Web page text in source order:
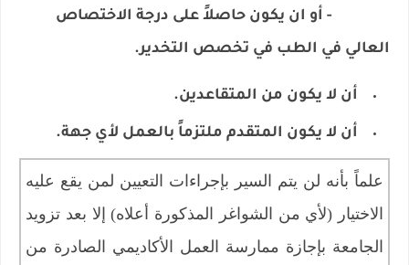
- أو ان يكون حاصلاً على درجة الاختصاص
العالي في الطب في تخصص التخدير.
أن لا يكون من المتقاعدين.
أن لا يكون المتقدم ملتزماً بالعمل لأي جهة.
​علماً بأنه لن يتم السير بإجراءات التعيين لمن يقع عليه
الاختيار (لأي من الشواغر المذكورة أعلاه) إلا بعد تزويد
الجامعة بإجازة ممارسة العمل الأكاديمي الصادرة من